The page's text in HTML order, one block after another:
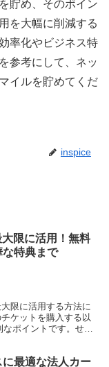
貯め、そのポイン
を大幅に削減する
率化やビジネス特
参考にして、ネッ
イルを貯めてくだ
inspice
限に活用！無料
特典まで
限に活用する方法に
ケットを購入する以
ポイントです。せっ
最適な法人カー